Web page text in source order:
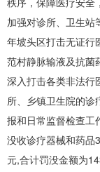
加强对诊所、卫生站
年坡头区打击无证行
范村静脉输液及抗菌
深入打击各类非法行
所、乡镇卫生院的诊
报和日常监督检查工
没收诊疗器械和药品
元,合计罚没金额为